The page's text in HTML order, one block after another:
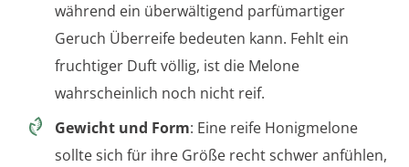
während ein überwältigend parfümartiger
Geruch Überreife bedeuten kann. Fehlt ein
fruchtiger Duft völlig, ist die Melone
wahrscheinlich noch nicht reif.
Gewicht und Form: Eine reife Honigmelone
sollte sich für ihre Größe recht schwer anfühlen,